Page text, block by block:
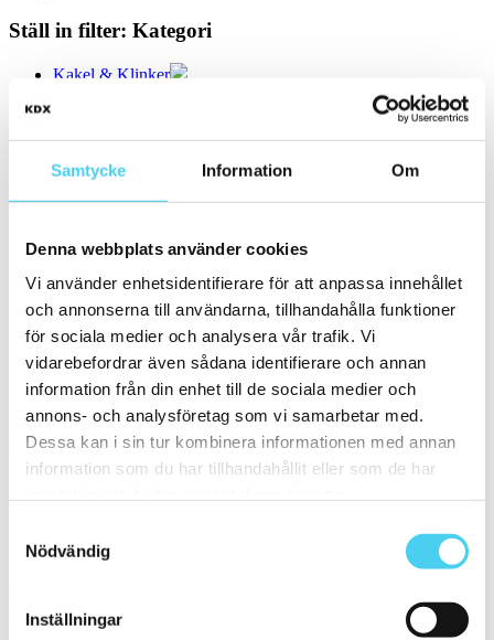
Samtycke Information Om
Denna webbplats använder cookies
Vi använder enhetsidentifierare för att anpassa innehållet
och annonserna till användarna, tillhandahålla funktioner
för sociala medier och analysera vår trafik. Vi
vidarebefordrar även sådana identifierare och annan
information från din enhet till de sociala medier och
annons- och analysföretag som vi samarbetar med.
Dessa kan i sin tur kombinera informationen med annan
information som du har tillhandahållit eller som de har
Nödvändig
Inställningar
Ställ in filter: Kategori
Kakel & Klinker
Utseende
Terrazzo(3)
Mönstrad
Enfärgad(30)
Terrakotta(1)
Övrigt(69)
Storlek
Filtrera efter storlek:
Små (5 - 20 cm)
Sortera
Tyvärr gav sökningen inget resultat. Välj gärna en kategori nedan
eller gör om din sökning.